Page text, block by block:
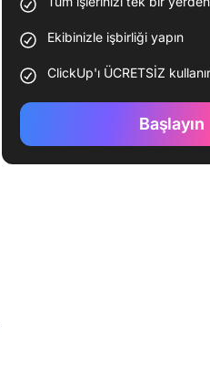
Ekibinizle işbirliği yapın
ClickUp'ı ÜCRETSİZ
Başlayın